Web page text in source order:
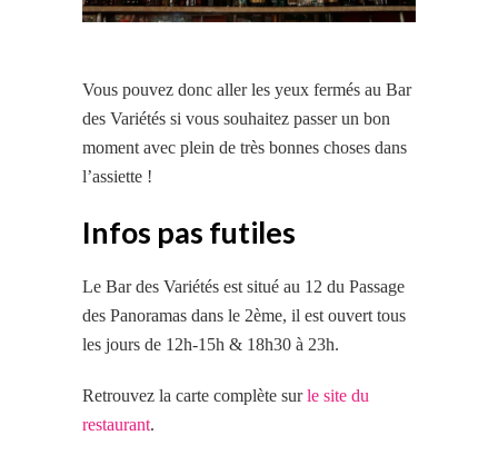
Vous pouvez donc aller les yeux fermés au Bar
des Variétés si vous souhaitez passer un bon
moment avec plein de très bonnes choses dans
l’assiette !
Infos pas futiles
Le Bar des Variétés est situé au 12 du Passage
des Panoramas dans le 2ème, il est ouvert tous
les jours de 12h-15h & 18h30 à 23h.
Retrouvez la carte complète surle site du
restaurant.